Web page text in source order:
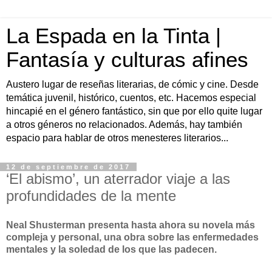
La Espada en la Tinta |
Fantasía y culturas afines
Austero lugar de reseñas literarias, de cómic y cine. Desde
temática juvenil, histórico, cuentos, etc. Hacemos especial
hincapié en el género fantástico, sin que por ello quite lugar
a otros géneros no relacionados. Además, hay también
espacio para hablar de otros menesteres literarios...
12 de septiembre de 2017
‘El abismo’, un aterrador viaje a las
profundidades de la mente
Neal Shusterman presenta hasta ahora su novela más
compleja y personal, una obra sobre las enfermedades
mentales y la soledad de los que las padecen.